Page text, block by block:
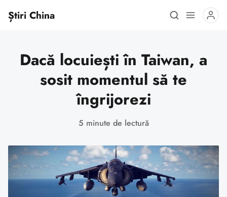
Știri China
Dacă locuiești în Taiwan, a
sosit momentul să te
îngrijorezi
5 minute de lectură